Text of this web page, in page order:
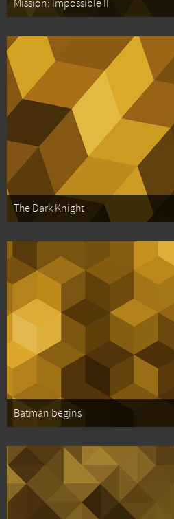
Mission: Impossible II
The Dark Knight
Batman begins